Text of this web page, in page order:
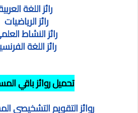
رائز اللغة
رائز الرياضيات
رائز النشاط
رائز اللغة
تحميل روائز باقي
روائز التقويم التشخيصي